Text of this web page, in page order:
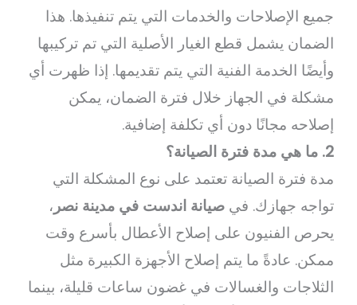
جميع الإصلاحات والخدمات التي يتم تنفيذها. هذا
الضمان يشمل قطع الغيار الأصلية التي تم تركيبها
وأيضًا الخدمة الفنية التي يتم تقديمها. إذا ظهرت أي
مشكلة في الجهاز خلال فترة الضمان، يمكن
إصلاحه مجانًا دون أي تكلفة إضافية.
2. ما هي مدة فترة الصيانة؟
مدة فترة الصيانة تعتمد على نوع المشكلة التي
تواجه جهازك. فيصيانة اندست في مدينة نصر ،
يحرص الفنيون على إصلاح الأعطال بأسرع وقت
ممكن. عادةً ما يتم إصلاح الأجهزة الكبيرة مثل
الثلاجات والغسالات في غضون ساعات قليلة، بينما